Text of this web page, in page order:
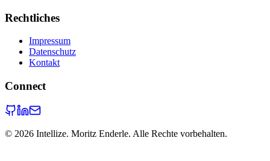
Rechtliches
Impressum
Datenschutz
Kontakt
Connect
© 2026 Intellize. Moritz Enderle. Alle Rechte vorbehalten.